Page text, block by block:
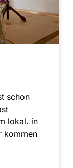
schon
lokal. in
kommen